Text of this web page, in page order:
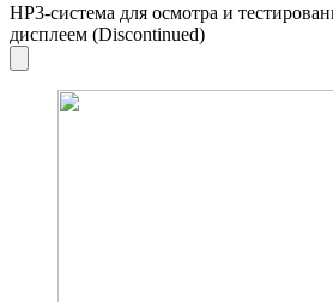
HP3-система для осмотра и
дисплеем (Discontinued)